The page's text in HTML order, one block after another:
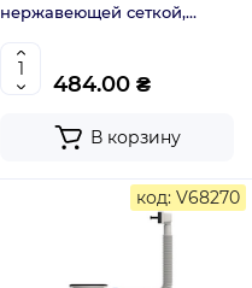
нержавеющей сеткой,
переливом (MI8194)
484.00 ₴
В корзину
код: V68270